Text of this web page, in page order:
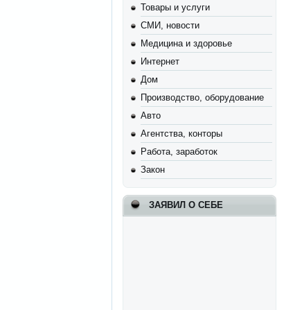
Товары и услуги
СМИ, новости
Медицина и здоровье
Интернет
Дом
Производство, оборудование
Авто
Агентства, конторы
Работа, заработок
Закон
ЗАЯВИЛ О СЕБЕ